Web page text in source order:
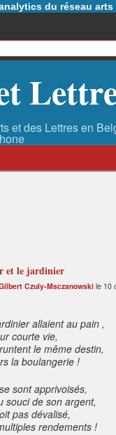
du réseau
et le jardinier
Czuly-Msczanowski le 10
allaient au pain ,
courte vie,
le même destin,
la boulangerie !
sont apprivoisés,
souci de son argent,
pas dévalisé,
rendements !